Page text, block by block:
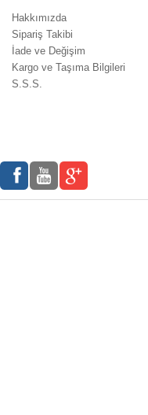
Hakkımızda
Sipariş Takibi
İade ve Değişim
Kargo ve Taşıma Bilgileri
S.S.S.